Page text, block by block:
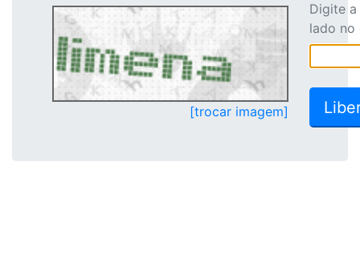
[trocar imagem]
Digite
lado no